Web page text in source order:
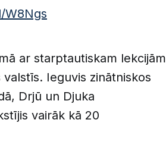
W8Ngs
ar starptautiskam lekcijām
Ieguvis zinātniskos
Drjū un Djuka
vairāk kā 20